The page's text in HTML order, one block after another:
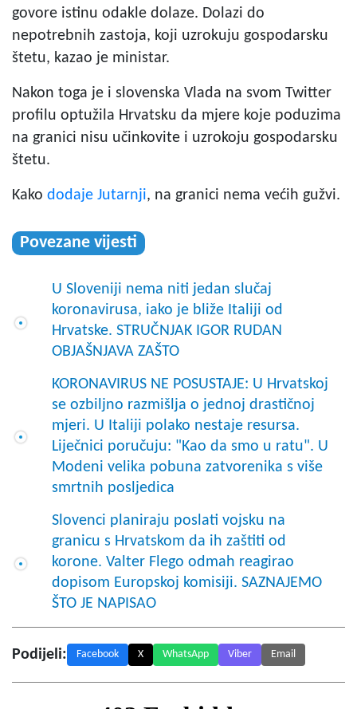
govore istinu odakle dolaze. Dolazi do
nepotrebnih zastoja, koji uzrokuju gospodarsku
štetu, kazao je ministar.
Nakon toga je i slovenska Vlada na svom Twitter
profilu optužila Hrvatsku da mjere koje poduzima
na granici nisu učinkovite i uzrokoju gospodarsku
štetu.
Kako dodaje Jutarnji, na granici nema većih gužvi.
Povezane vijesti
U Sloveniji nema niti jedan slučaj
koronavirusa, iako je bliže Italiji od
Hrvatske. STRUČNJAK IGOR RUDAN
OBJAŠNJAVA ZAŠTO
KORONAVIRUS NE POSUSTAJE: U Hrvatskoj
se ozbiljno razmišlja o jednoj drastičnoj
mjeri. U Italiji polako nestaje resursa.
Liječnici poručuju: "Kao da smo u ratu". U
Modeni velika pobuna zatvorenika s više
smrtnih posljedica
Slovenci planiraju poslati vojsku na
granicu s Hrvatskom da ih zaštiti od
korone. Valter Flego odmah reagirao
dopisom Europskoj komisiji. SAZNAJEMO
ŠTO JE NAPISAO
Podijeli: Facebook X WhatsApp Viber Email